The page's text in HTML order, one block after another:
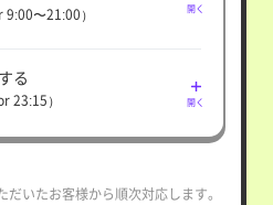
〜21:00）
開く
る
23:15） 開く
だいたお客様から順次対応します。